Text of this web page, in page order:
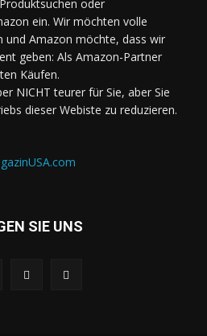
oder
ein. Wir möchten volle
und Amazon möchte, dass wir
geben: Als Amazon-Partner
Käufen.
NICHT teurer für Sie, aber Sie
dieser Webiste zu reduzieren.
SIE UNS